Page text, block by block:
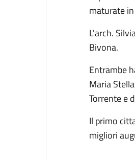
maturate
L'arch.
Bivona.
Entrambe
Maria
Torrente e
Il primo
migliori